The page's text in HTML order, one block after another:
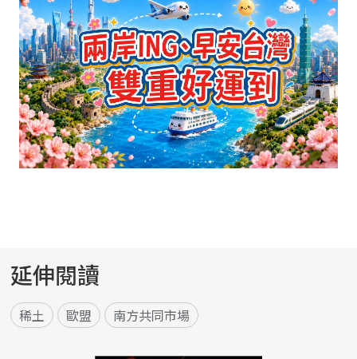
延伸閱讀
稀土 歐盟 南方共同市場